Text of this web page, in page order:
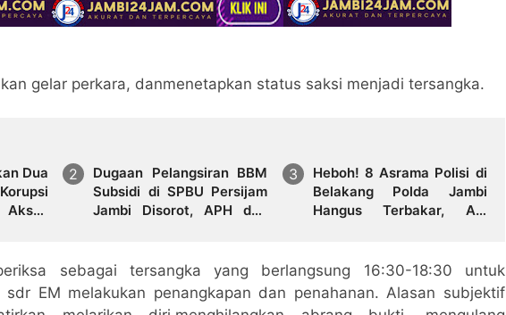
gelar perkara, danmenetapkan status saksi menjadi tersangka.
Dua
Dugaan Pelangsiran BBM
Subsidi di SPBU Persijam
Jambi Disorot, APH dan
Heboh! 8 Asrama Polisi di
Belakang Polda Jambi
Hangus Terbakar, Api
sebagai tersangka yang berlangsung 16:30-18:30 untuk
sdr EM melakukan penangkapan dan penahanan. Alasan subjektif